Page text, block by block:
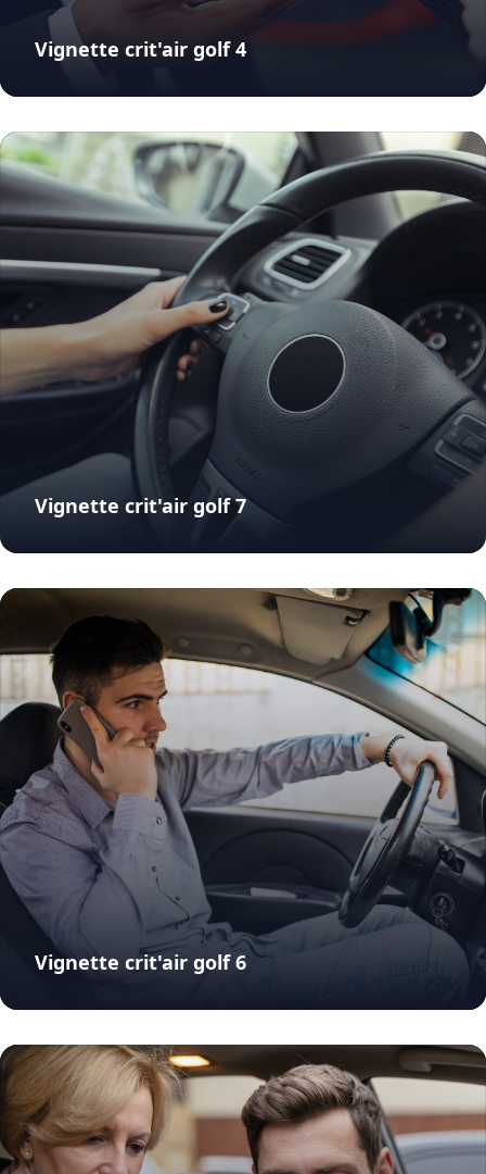
Vignette crit'air golf 4
Vignette crit'air golf 7
Vignette crit'air golf 6